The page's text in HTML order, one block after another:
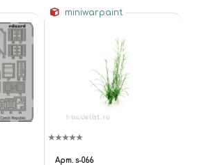
miniwarpaint
Арт. s-066